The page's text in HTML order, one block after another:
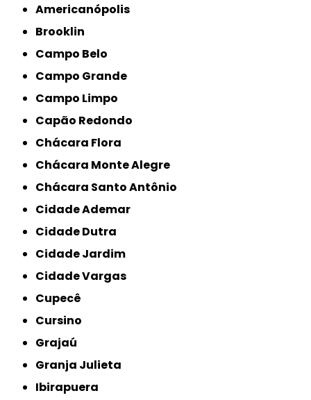
Americanópolis
Brooklin
Campo Belo
Campo Grande
Campo Limpo
Capão Redondo
Chácara Flora
Chácara Monte Alegre
Chácara Santo Antônio
Cidade Ademar
Cidade Dutra
Cidade Jardim
Cidade Vargas
Cupecê
Cursino
Grajaú
Granja Julieta
Ibirapuera